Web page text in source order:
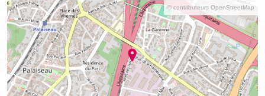
© contributeurs OpenStreetMap